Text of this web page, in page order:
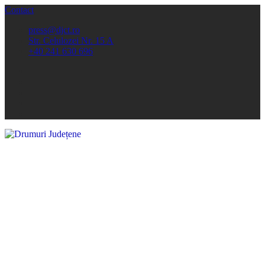
Contact
press@djct.ro
Str. Celulozei Nr. 15 A
+40 241 630 696